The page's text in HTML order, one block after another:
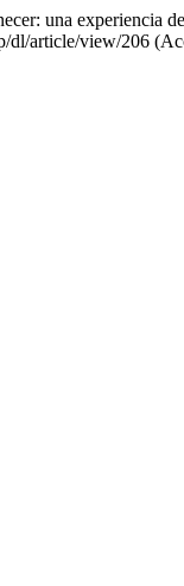
una experiencia
dl/article/view/206